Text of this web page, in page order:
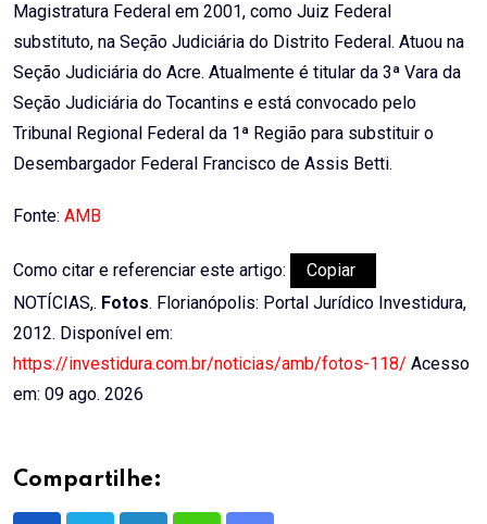
Magistratura Federal em 2001, como Juiz Federal
substituto, na Seção Judiciária do Distrito Federal. Atuou na
Seção Judiciária do Acre. Atualmente é titular da 3ª Vara da
Seção Judiciária do Tocantins e está convocado pelo
Tribunal Regional Federal da 1ª Região para substituir o
Desembargador Federal Francisco de Assis Betti.
Fonte: AMB
Como citar e referenciar este artigo:
Copiar
NOTÍCIAS,. Fotos. Florianópolis: Portal Jurídico Investidura,
2012. Disponível em:
https://investidura.com.br/noticias/amb/fotos-118/ Acesso
em: 09 ago. 2026
Compartilhe: